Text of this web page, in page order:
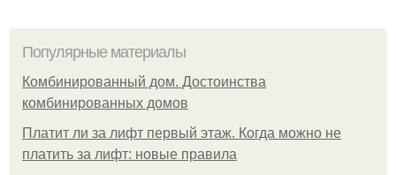
Популярные материалы
Комбинированный дом. Достоинства
комбинированных домов
Платит ли за лифт первый этаж. Когда можно не
платить за лифт: новые правила